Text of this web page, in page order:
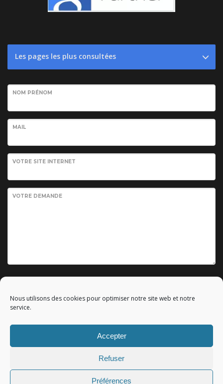
Nous utilisons des cookies pour optimiser notre site web et notre
service.
Accepter
Refuser
Préférences
Les pages les plus consultées
NOM PRÉNOM
MAIL
VOTRE SITE INTERNET
VOTRE DEMANDE
Mentions légales|All rights reserved - Tous droits